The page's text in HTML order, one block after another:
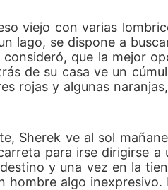
viejo con varias
lago, se dispone a
que la mejor
de su casa ve un
rojas y algunas
Sherek ve al sol
para irse dirigirse
y una vez en la
algo inexpresivo.